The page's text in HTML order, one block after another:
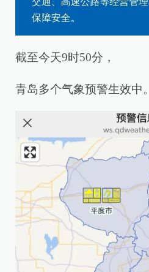
截至今天9时50分，
青岛多个气象预警生效中。